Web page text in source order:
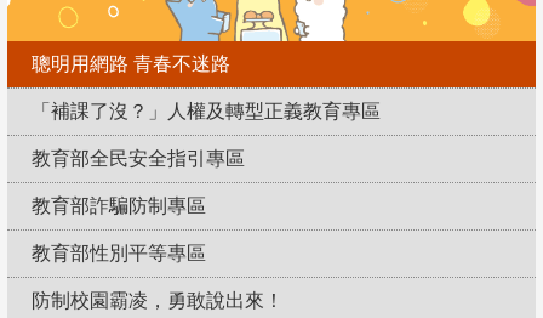
聰明用網路 青春不迷路
「補課了沒？」人權及轉型正義教育專區
教育部全民安全指引專區
教育部詐騙防制專區
教育部性別平等專區
防制校園霸凌，勇敢說出來！